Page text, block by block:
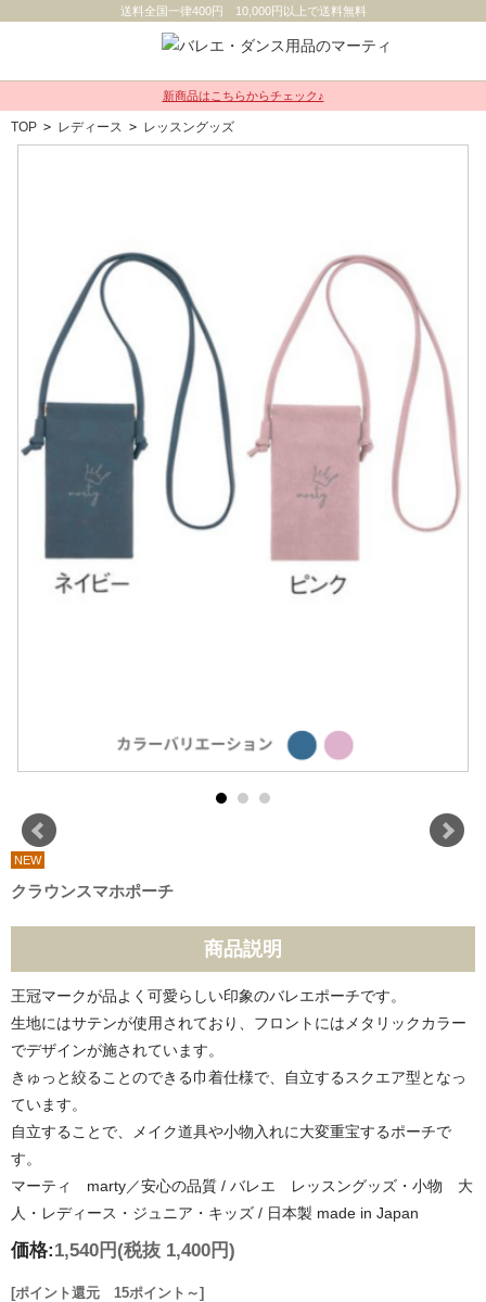
送料全国一律400円 10,000円以上で送料無料
新商品はこちらからチェック♪
TOP > レディース > レッスングッズ
NEW
クラウンスマホポーチ
商品説明
王冠マークが品よく可愛らしい印象のバレエポーチです。
生地にはサテンが使用されており、フロントにはメタリックカラー
でデザインが施されています。
きゅっと絞ることのできる巾着仕様で、自立するスクエア型となっ
ています。
自立することで、メイク道具や小物入れに大変重宝するポーチで
す。
マーティ marty／安心の品質 / バレエ レッスングッズ・小物 大
人・レディース・ジュニア・キッズ / 日本製 made in Japan
価格:1,540円 (税抜 1,400円)
[ポイント還元 15ポイント～]